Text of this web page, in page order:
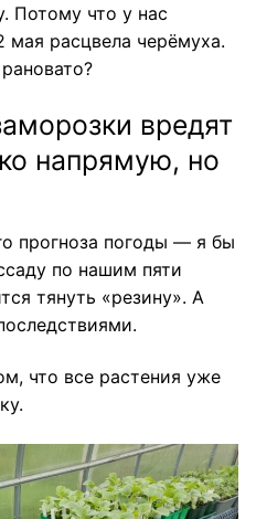
Потому что у нас
мая расцвела черёмуха.
вредят
напрямую, но
прогноза погоды — я бы
по нашим пяти
тянуть «резину». А
что все растения уже